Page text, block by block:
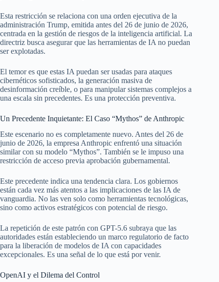
Esta restricción se relaciona con una orden ejecutiva de la
administración Trump, emitida antes del 26 de junio de 2026,
centrada en la gestión de riesgos de la inteligencia artificial. La
directriz busca asegurar que las herramientas de IA no puedan
ser explotadas.
El temor es que estas IA puedan ser usadas para ataques
cibernéticos sofisticados, la generación masiva de
desinformación creíble, o para manipular sistemas complejos a
una escala sin precedentes. Es una protección preventiva.
Un Precedente Inquietante: El Caso “Mythos” de Anthropic
Este escenario no es completamente nuevo. Antes del 26 de
junio de 2026, la empresa Anthropic enfrentó una situación
similar con su modelo “Mythos”. También se le impuso una
restricción de acceso previa aprobación gubernamental.
Este precedente indica una tendencia clara. Los gobiernos
están cada vez más atentos a las implicaciones de las IA de
vanguardia. No las ven solo como herramientas tecnológicas,
sino como activos estratégicos con potencial de riesgo.
La repetición de este patrón con GPT-5.6 subraya que las
autoridades están estableciendo un marco regulatorio de facto
para la liberación de modelos de IA con capacidades
excepcionales. Es una señal de lo que está por venir.
OpenAI y el Dilema del Control